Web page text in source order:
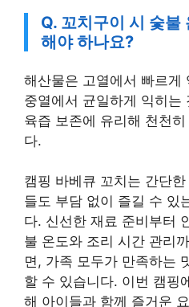
Q. 꼬치구이 시 숯불
해야 하나요?
해산물은 고열에서 빠르게
중열에서 균일하게 익히는
육즙 보존에 유리해 천천
다.
캠핑 바베큐 꼬치는 간단
들도 부담 없이 즐길 수 있
다. 신선한 재료 준비부터
불 온도와 조리 시간 관리
면, 가족 모두가 만족하는
할 수 있습니다. 이번 캠핑
해 아이들과 함께 즐거운